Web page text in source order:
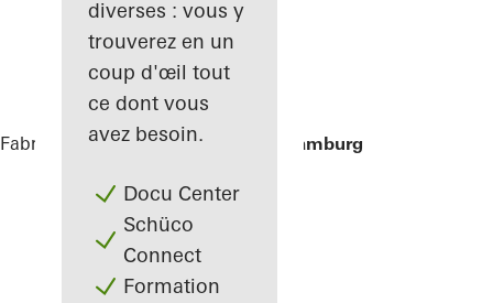
diverses : vous y
trouverez en un
coup d'œil tout
ce dont vous
avez besoin.
Docu Center
Schüco
Connect
Formation
Fabricants RéférencesHouseboat Hamburg